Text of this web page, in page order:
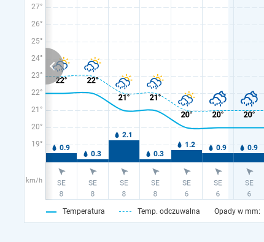
27°
26°
25°
24°
23°
22°
21°
20°
19°
km/h
Temperatura Temp. odczuwalna Opady w mm: